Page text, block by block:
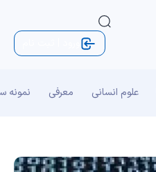
علوم انسانی معرفی نمونه